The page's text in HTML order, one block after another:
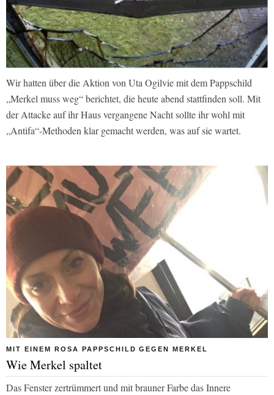
Wir hatten über die Aktion von Uta Ogilvie mit dem Pappschild
„Merkel muss weg“ berichtet, die heute abend stattfinden soll. Mit
der Attacke auf ihr Haus vergangene Nacht sollte ihr wohl mit
„Antifa“-Methoden klar gemacht werden, was auf sie wartet.
MIT EINEM ROSA PAPPSCHILD GEGEN MERKEL
Wie Merkel spaltet
Das Fenster zertrümmert und mit brauner Farbe das Innere